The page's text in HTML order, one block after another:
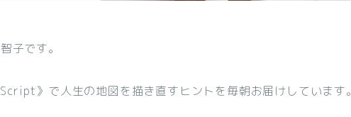
子です。
》で人生の地図を描き直すヒントを毎朝お届けしています。